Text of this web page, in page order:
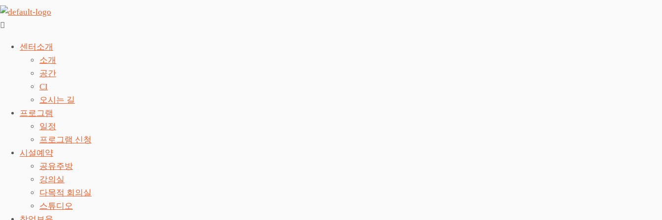
센터소개
소개
공간
CI
오시는 길
프로그램
일정
프로그램 신청
시설예약
공유주방
강의실
다목적 회의실
스튜디오